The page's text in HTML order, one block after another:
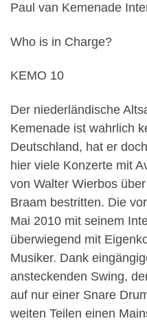
Paul van Kemenade
Who is in Charge?
KEMO 10
Der niederländische
Kemenade ist wahrlich
Deutschland, hat er
hier viele Konzerte mit
von Walter Wierbos
Braam bestritten. Die
Mai 2010 mit seinem
überwiegend mit
Musiker. Dank
ansteckenden Swing,
auf nur einer Snare
weiten Teilen einen